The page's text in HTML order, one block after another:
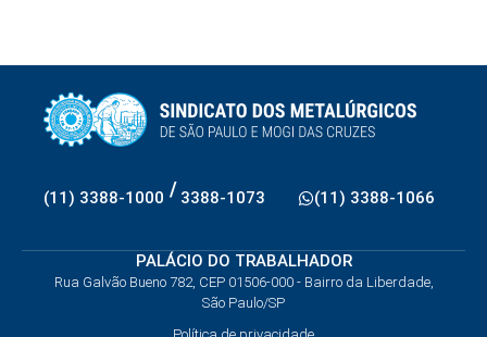
(11) 3388-1000 / 3388-1073 (11) 3388-1066
PALÁCIO DO TRABALHADOR
Rua Galvão Bueno 782, CEP 01506-000 - Bairro da Liberdade,
São Paulo/SP